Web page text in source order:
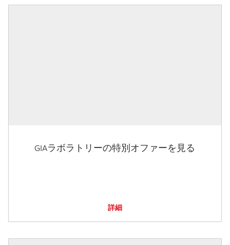
GIAラボラトリーの特別オファーを見る
詳細